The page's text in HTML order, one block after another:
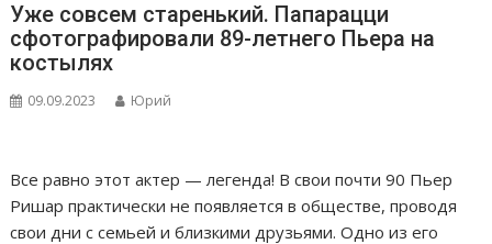
Уже совсем старенький. Папарацци
сфотографировали 89-летнего Пьера на
костылях
09.09.2023 Юрий
Все равно этот актер — легенда! В свои почти 90 Пьер
Ришар практически не появляется в обществе, проводя
свои дни с семьей и близкими друзьями. Одно из его